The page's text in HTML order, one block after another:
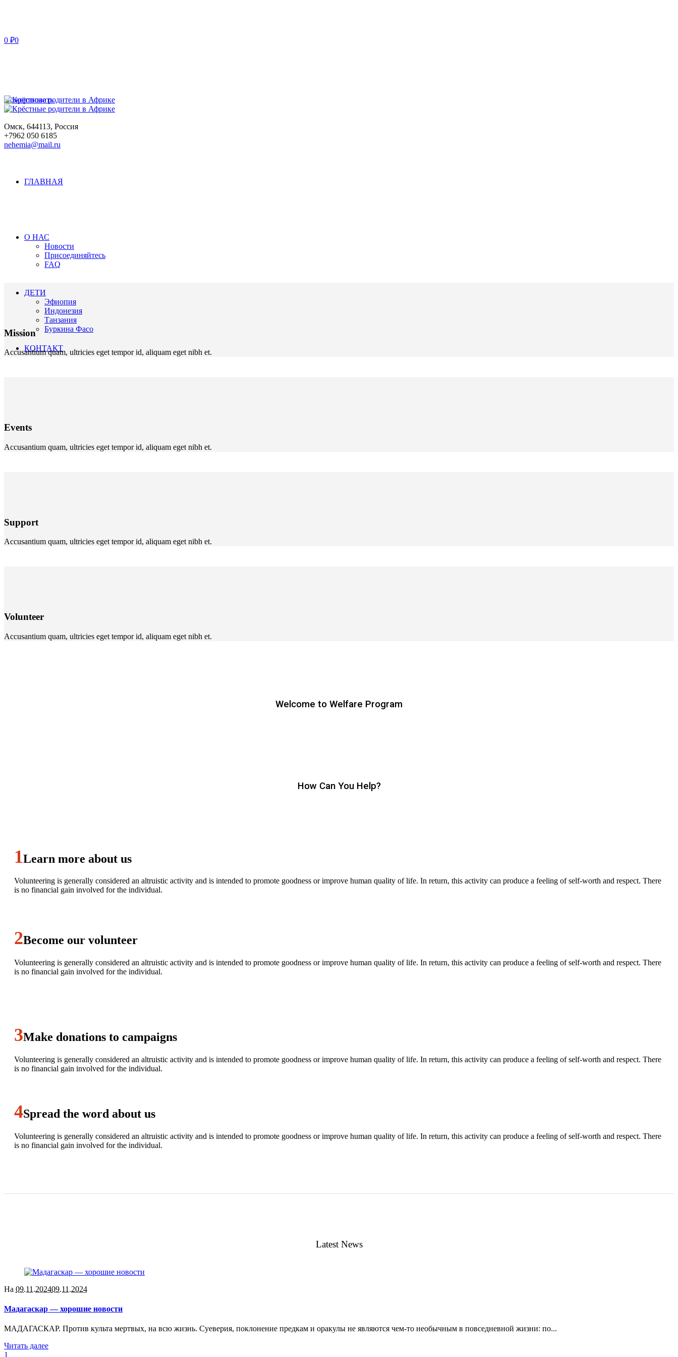
0 ₽0
Пожертвовать
Омск, 644113, Россия
+7962 050 6185
nehemia@mail.ru
ГЛАВНАЯ
О НАС
Новости
Присоединяйтесь
FAQ
ДЕТИ
Эфиопия
Индонезия
Танзания
Буркина Фасо
КОНТАКТ
Mission
Accusantium quam, ultricies eget tempor id, aliquam eget nibh et.
Events
Accusantium quam, ultricies eget tempor id, aliquam eget nibh et.
Support
Accusantium quam, ultricies eget tempor id, aliquam eget nibh et.
Volunteer
Accusantium quam, ultricies eget tempor id, aliquam eget nibh et.
Welcome to Welfare Program
How Can You Help?
Learn more about us
Volunteering is generally considered an altruistic activity and is intended to promote goodness or improve human quality of life. In return, this activity can produce a feeling of self-worth and respect. There
is no financial gain involved for the individual.
Become our volunteer
Volunteering is generally considered an altruistic activity and is intended to promote goodness or improve human quality of life. In return, this activity can produce a feeling of self-worth and respect. There
is no financial gain involved for the individual.
Make donations to campaigns
Volunteering is generally considered an altruistic activity and is intended to promote goodness or improve human quality of life. In return, this activity can produce a feeling of self-worth and respect. There
is no financial gain involved for the individual.
Spread the word about us
Volunteering is generally considered an altruistic activity and is intended to promote goodness or improve human quality of life. In return, this activity can produce a feeling of self-worth and respect. There
is no financial gain involved for the individual.
Latest News
На 09.11.202409.11.2024
Мадагаскар — хорошие новости
МАДАГАСКАР. Против культа мертвых, на всю жизнь. Суеверия, поклонение предкам и оракулы не являются чем-то необычным в повседневной жизни: по...
Читать далее
1